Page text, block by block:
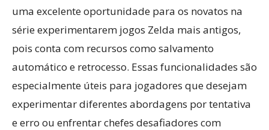
uma excelente oportunidade para os novatos na
série experimentarem jogos Zelda mais antigos,
pois conta com recursos como salvamento
automático e retrocesso. Essas funcionalidades são
especialmente úteis para jogadores que desejam
experimentar diferentes abordagens por tentativa
e erro ou enfrentar chefes desafiadores com